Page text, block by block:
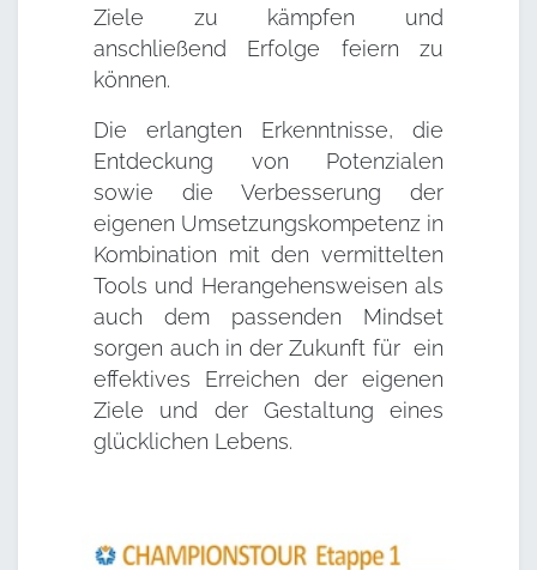
Ziele zu kämpfen und
anschließend Erfolge feiern zu
können.
Die erlangten Erkenntnisse, die
Entdeckung von Potenzialen
sowie die Verbesserung der
eigenen Umsetzungskompetenz in
Kombination mit den vermittelten
Tools und Herangehensweisen als
auch dem passenden Mindset
sorgen auch in der Zukunft für ein
effektives Erreichen der eigenen
Ziele und der Gestaltung eines
glücklichen Lebens.